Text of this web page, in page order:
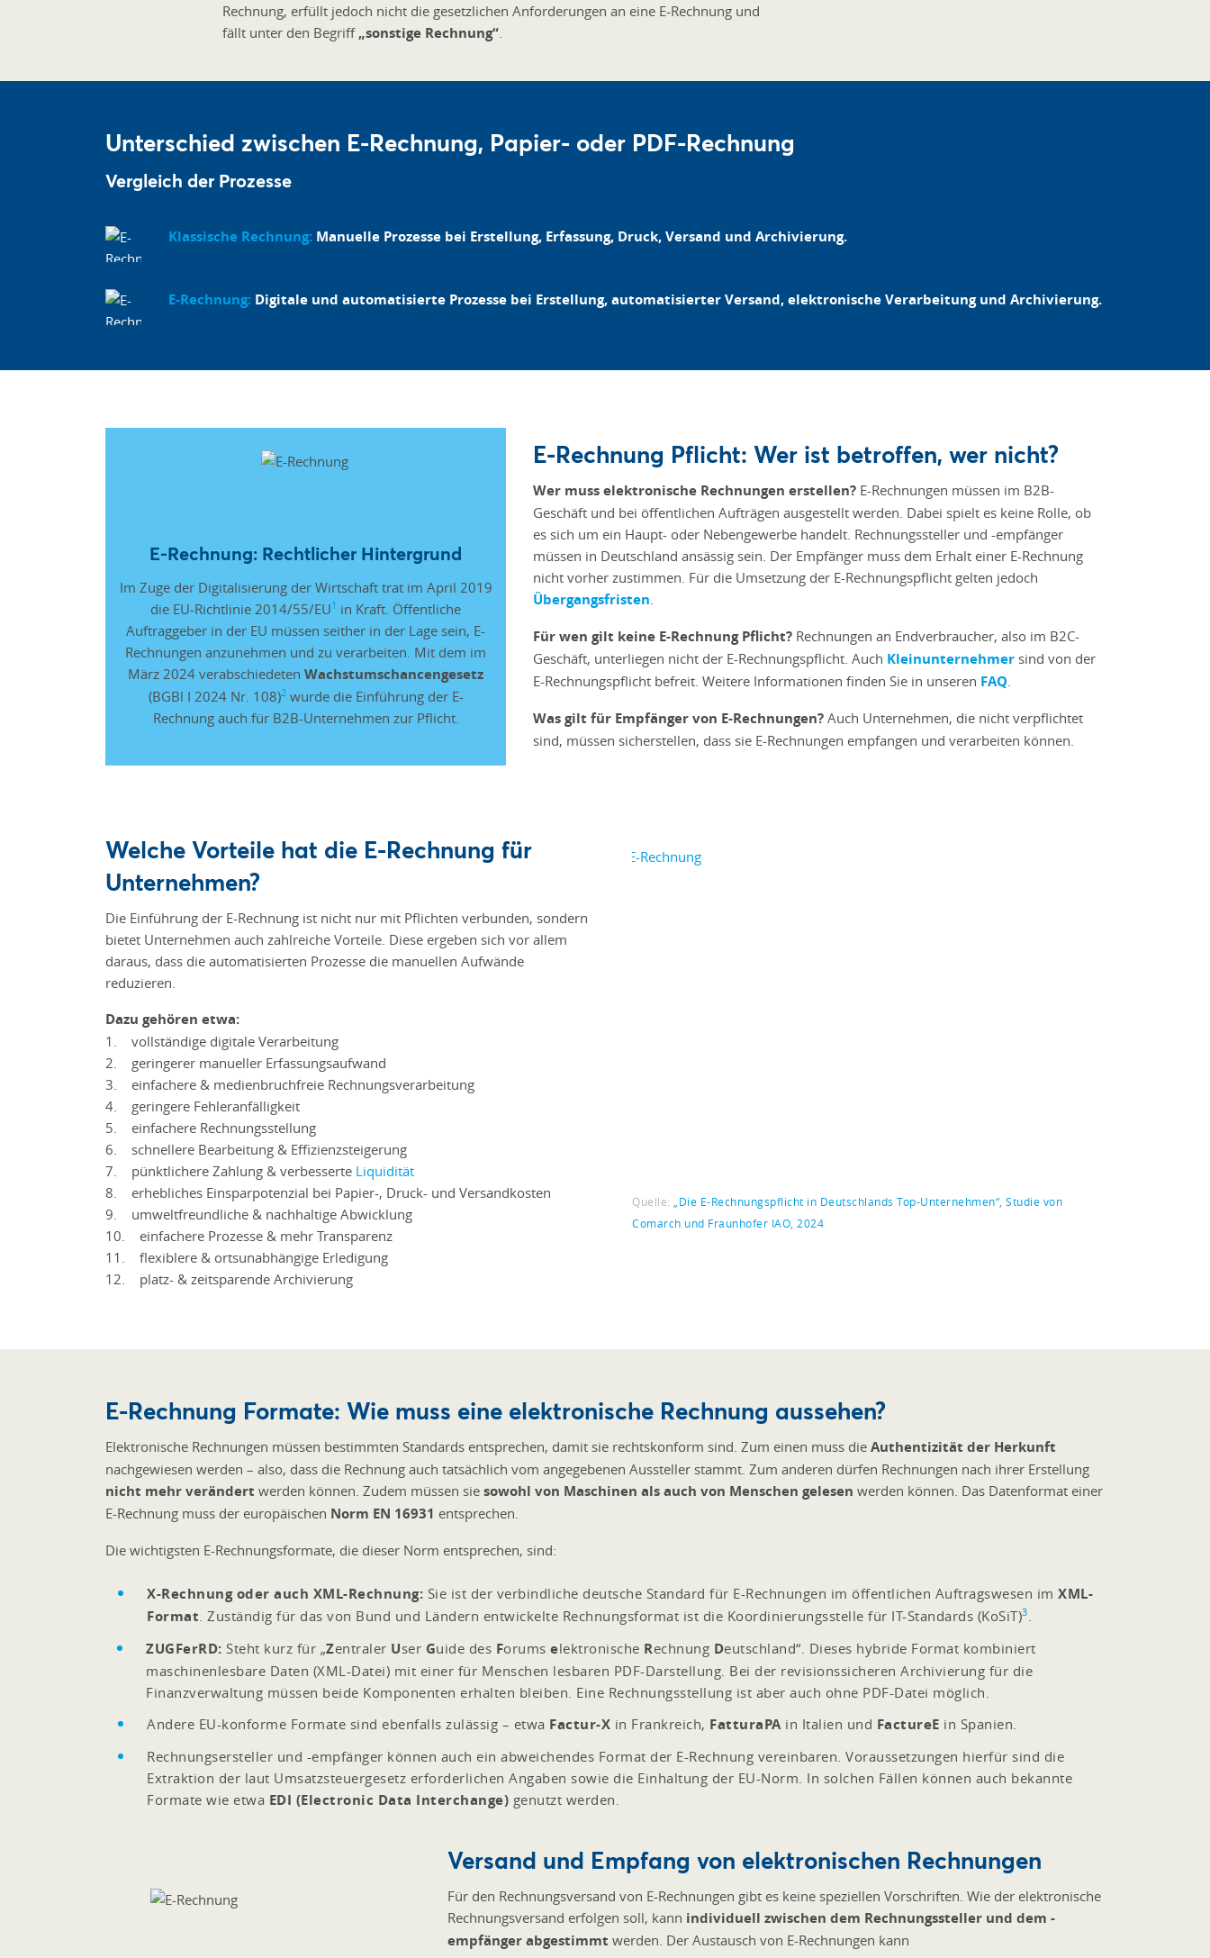
Rechnung, erfüllt jedoch nicht die gesetzlichen Anforderungen an eine E-Rechnung und
fällt unter den Begriff „sonstige Rechnung“
Unterschied zwischen E-Rechnung, Papier- oder PDF-Rechnung
Vergleich der Prozesse
Klassische Rechnung: Manuelle Prozesse bei Erstellung, Erfassung, Druck, Versand und Archivierung.
E-Rechnung: Digitale und automatisierte Prozesse bei Erstellung, automatisierter Versand, elektronische Verarbeitung und Archivierung.
E-Rechnung: Rechtlicher Hintergrund
Im Zuge der Digitalisierung der Wirtschaft trat im April 2019
die EU-Richtlinie 2014/55/EU1 in Kraft. Öffentliche
Auftraggeber in der EU müssen seither in der Lage sein, E-
Rechnungen anzunehmen und zu verarbeiten. Mit dem im
März 2024 verabschiedeten Wachstumschancengesetz
(BGBl I 2024 Nr. 108)2wurde die Einführung der E-
Rechnung auch für B2B-Unternehmen zur Pflicht.
E-Rechnung Pflicht: Wer ist betroffen, wer nicht?
Wer muss elektronische Rechnungen erstellen? E-Rechnungen müssen im B2B-
Geschäft und bei öffentlichen Aufträgen ausgestellt werden. Dabei spielt es keine Rolle, ob
es sich um ein Haupt- oder Nebengewerbe handelt. Rechnungssteller und -empfänger
müssen in Deutschland ansässig sein. Der Empfänger muss dem Erhalt einer E-Rechnung
nicht vorher zustimmen. Für die Umsetzung der E-Rechnungspflicht gelten jedoch
Übergangsfristen
Für wen gilt keine E-Rechnung Pflicht? Rechnungen an Endverbraucher, also im B2C-
Geschäft, unterliegen nicht der E-Rechnungspflicht. Auch Kleinunternehmer sind von der
E-Rechnungspflicht befreit. Weitere Informationen finden Sie in unseren FAQ
Was gilt für Empfänger von E-Rechnungen? Auch Unternehmen, die nicht verpflichtet
sind, müssen sicherstellen, dass sie E-Rechnungen empfangen und verarbeiten können.
Welche Vorteile hat die E-Rechnung für
Unternehmen?
Die Einführung der E-Rechnung ist nicht nur mit Pflichten verbunden, sondern
bietet Unternehmen auch zahlreiche Vorteile. Diese ergeben sich vor allem
daraus, dass die automatisierten Prozesse die manuellen Aufwände
reduzieren.
Dazu gehören etwa:
1. vollständige digitale Verarbeitung
2. geringerer manueller Erfassungsaufwand
3. einfachere & medienbruchfreie Rechnungsverarbeitung
4. geringere Fehleranfälligkeit
5. einfachere Rechnungsstellung
6. schnellere Bearbeitung & Effizienzsteigerung
7. pünktlichere Zahlung & verbesserte Liquidität
8. erhebliches Einsparpotenzial bei Papier-, Druck- und Versandkosten
9. umweltfreundliche & nachhaltige Abwicklung
10. einfachere Prozesse & mehr Transparenz
11. flexiblere & ortsunabhängige Erledigung
12. platz- & zeitsparende Archivierung
Quelle:
„Die E-Rechnungspflicht in Deutschlands Top-Unternehmen“, Studie von
Comarch und Fraunhofer IAO, 2024
E-Rechnung Formate: Wie muss eine elektronische Rechnung aussehen?
Elektronische Rechnungen müssen bestimmten Standards entsprechen, damit sie rechtskonform sind. Zum einen muss die Authentizität der Herkunft
nachgewiesen werden – also, dass die Rechnung auch tatsächlich vom angegebenen Aussteller stammt. Zum anderen dürfen Rechnungen nach ihrer Erstellung
nicht mehr verändert werden können. Zudem müssen sie sowohl von Maschinen als auch von Menschen gelesen werden können. Das Datenformat einer
E-Rechnung muss der europäischen Norm EN 16931 entsprechen.
Die wichtigsten E-Rechnungsformate, die dieser Norm entsprechen, sind:
X-Rechnung oder auch XML-Rechnung: Sie ist der verbindliche deutsche Standard für E-Rechnungen im öffentlichen Auftragswesen im XML-
Format . Zuständig für das von Bund und Ländern entwickelte Rechnungsformat ist die Koordinierungsstelle für IT-Standards (KoSiT)3
ZUGFerRD: Steht kurz für „Zentraler User Guide des Forums elektronische Rechnung Deutschland“. Dieses hybride Format kombiniert
maschinenlesbare Daten (XML-Datei) mit einer für Menschen lesbaren PDF-Darstellung. Bei der revisionssicheren Archivierung für die
Finanzverwaltung müssen beide Komponenten erhalten bleiben. Eine Rechnungsstellung ist aber auch ohne PDF-Datei möglich.
Andere EU-konforme Formate sind ebenfalls zulässig – etwa Factur-X in Frankreich, FatturaPA in Italien und FactureE in Spanien.
Rechnungsersteller und -empfänger können auch ein abweichendes Format der E-Rechnung vereinbaren. Voraussetzungen hierfür sind die
Extraktion der laut Umsatzsteuergesetz erforderlichen Angaben sowie die Einhaltung der EU-Norm. In solchen Fällen können auch bekannte
Formate wie etwa EDI (Electronic Data Interchange) genutzt werden.
Versand und Empfang von elektronischen Rechnungen
Für den Rechnungsversand von E-Rechnungen gibt es keine speziellen Vorschriften. Wie der elektronische
Rechnungsversand erfolgen soll, kann individuell zwischen dem Rechnungssteller und dem -
empfänger abgestimmt werden. Der Austausch von E-Rechnungen kann